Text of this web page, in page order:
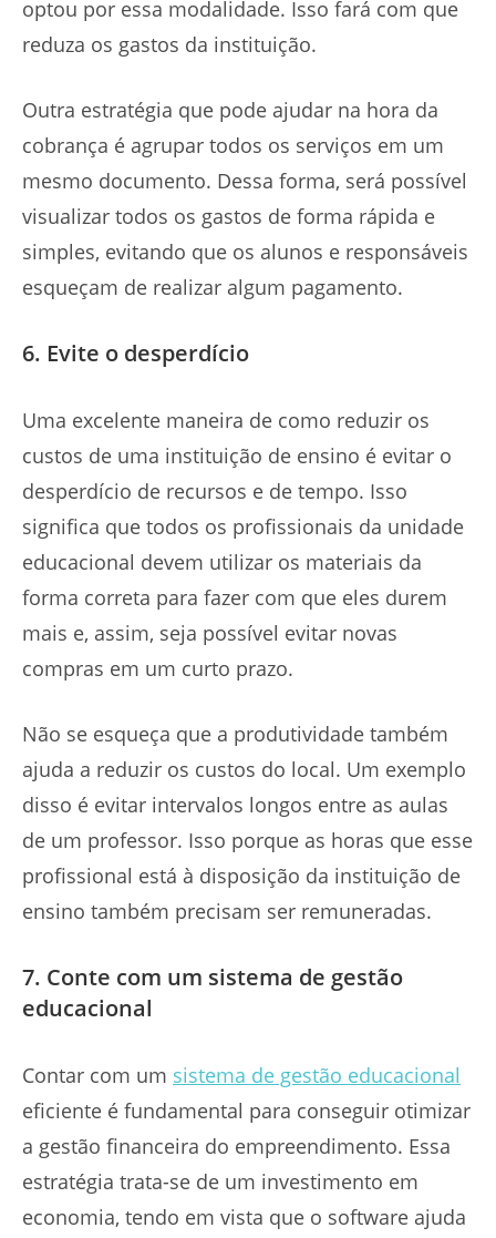
optou por essa modalidade. Isso fará com que
reduza os gastos da instituição.
Outra estratégia que pode ajudar na hora da
cobrança é agrupar todos os serviços em um
mesmo documento. Dessa forma, será possível
visualizar todos os gastos de forma rápida e
simples, evitando que os alunos e responsáveis
esqueçam de realizar algum pagamento.
6. Evite o desperdício
Uma excelente maneira de como reduzir os
custos de uma instituição de ensino é evitar o
desperdício de recursos e de tempo. Isso
significa que todos os profissionais da unidade
educacional devem utilizar os materiais da
forma correta para fazer com que eles durem
mais e, assim, seja possível evitar novas
compras em um curto prazo.
Não se esqueça que a produtividade também
ajuda a reduzir os custos do local. Um exemplo
disso é evitar intervalos longos entre as aulas
de um professor. Isso porque as horas que esse
profissional está à disposição da instituição de
ensino também precisam ser remuneradas.
7. Conte com um sistema de gestão
educacional
Contar com um sistema de gestão educacional
eficiente é fundamental para conseguir otimizar
a gestão financeira do empreendimento. Essa
estratégia trata-se de um investimento em
economia, tendo em vista que o software ajuda